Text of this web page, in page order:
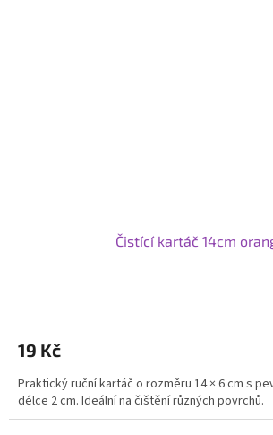
Čistící kartáč 14cm
19 Kč
Praktický ruční kartáč o rozměru 14 × 6 cm s
délce 2 cm. Ideální na čištění různých povrchů.